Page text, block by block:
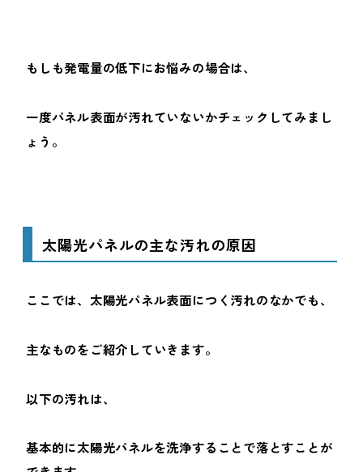
もしも発電量の低下にお悩みの場合は、
一度パネル表面が汚れていないかチェックしてみまし
ょう。
太陽光パネルの主な汚れの原因
ここでは、太陽光パネル表面につく汚れのなかでも、
主なものをご紹介していきます。
以下の汚れは、
基本的に太陽光パネルを洗浄することで落とすことが